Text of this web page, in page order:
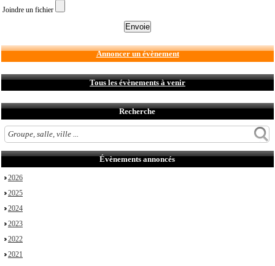
Joindre un fichier
Annoncer un évènement
Tous les évènements à venir
Recherche
Évènements annoncés
2026
2025
2024
2023
2022
2021